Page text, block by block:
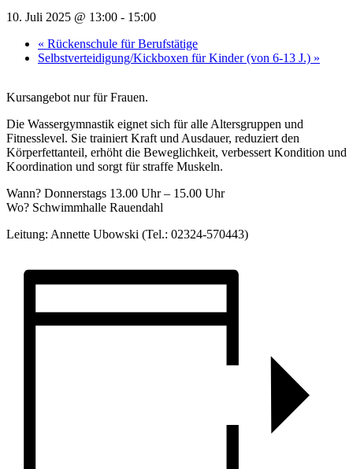
10. Juli 2025 @ 13:00 - 15:00
« Rückenschule für Berufstätige
Selbstverteidigung/Kickboxen für Kinder (von 6-13 J.) »
Kursangebot nur für Frauen.
Die Wassergymnastik eignet sich für alle Altersgruppen und
Fitnesslevel. Sie trainiert Kraft und Ausdauer, reduziert den
Körperfettanteil, erhöht die Beweglichkeit, verbessert Kondition und
Koordination und sorgt für straffe Muskeln.
Wann? Donnerstags 13.00 Uhr – 15.00 Uhr
Wo? Schwimmhalle Rauendahl
Leitung: Annette Ubowski (Tel.: 02324-570443)